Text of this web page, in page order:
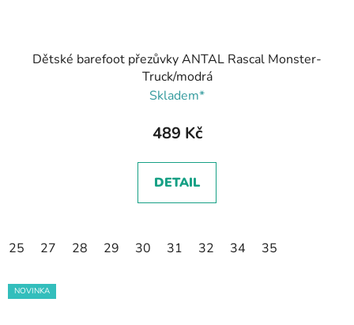
Dětské barefoot přezůvky ANTAL Rascal Monster-
Truck/modrá
Skladem*
489 Kč
DETAIL
25 27 28 29 30 31 32 34 35
NOVINKA